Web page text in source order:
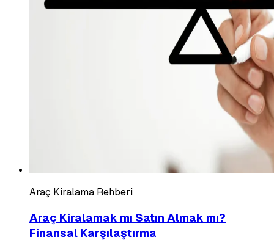
Araç Kiralama Rehberi
Araç Kiralamak mı Satın Almak mı?
Finansal Karşılaştırma